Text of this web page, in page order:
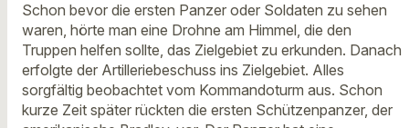
Schon bevor die ersten Panzer oder Soldaten zu sehen
waren, hörte man eine Drohne am Himmel, die den
Truppen helfen sollte, das Zielgebiet zu erkunden. Danach
erfolgte der Artilleriebeschuss ins Zielgebiet. Alles
sorgfältig beobachtet vom Kommandoturm aus. Schon
kurze Zeit später rückten die ersten Schützenpanzer, der